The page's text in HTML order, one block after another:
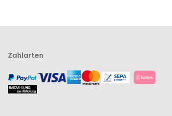
Zahlarten